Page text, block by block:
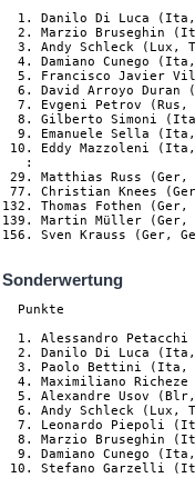
1. Danilo Di Luca
2. Marzio Bruseghin
3. Andy Schleck (Lux,
4. Damiano Cunego
5. Francisco Javier
6. David Arroyo Duran
7. Evgeni Petrov (Rus,
8. Gilberto Simoni
9. Emanuele Sella
10. Eddy Mazzoleni
   :
29. Matthias Russ
77. Christian Knees
132. Thomas Fothen
139. Martin Müller
Sonderwertung
  Punkte
1. Alessandro Petacchi
2. Danilo Di Luca
3. Paolo Bettini (Ita,
4. Maximiliano Richeze
5. Alexandre Usov
6. Andy Schleck (Lux,
7. Leonardo Piepoli
8. Marzio Bruseghin
9. Damiano Cunego
10. Stefano Garzelli